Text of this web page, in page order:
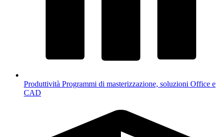
Produttività Programmi di masterizzazione, soluzioni Office e
CAD